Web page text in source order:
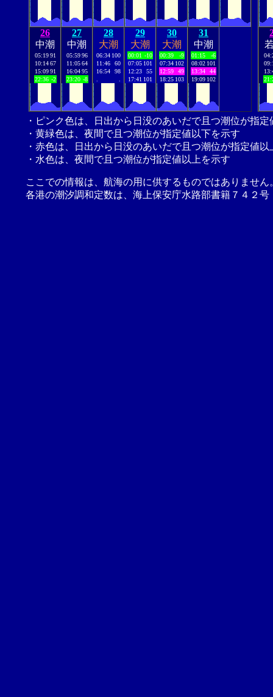
26
中潮
05:19 91
10:14 67
15:09 91
22:36 -2
27
中潮
05:59 96
11:05 64
16:04 95
23:20 -8
28
大潮
06:34 100
11:46
60
16:54
98
29
大潮
00:01 -10
07:05 101
12:23
55
17:41 101
30
大潮
00:39
-9
07:34 102
12:59
49
18:25 103
31
中潮
01:15
-6
08:02 101
13:34
44
19:09 102
・ピンク色は、日出から日没のあいだで且つ潮位が指
・黄緑色は、夜間で且つ潮位が指定値以下を示す
・赤色は、日出から日没のあいだで且つ潮位が指定値以
・水色は、夜間で且つ潮位が指定値以上を示す
ここでの情報は、航海の用に供するものではありませ
各港の潮汐調和定数は、海上保安庁水路部書籍７４２